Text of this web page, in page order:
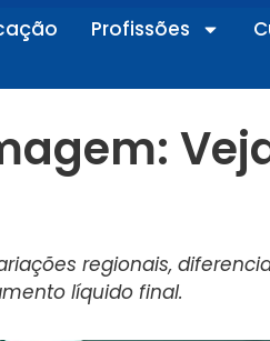
Profissões
regionais,
líquido final.